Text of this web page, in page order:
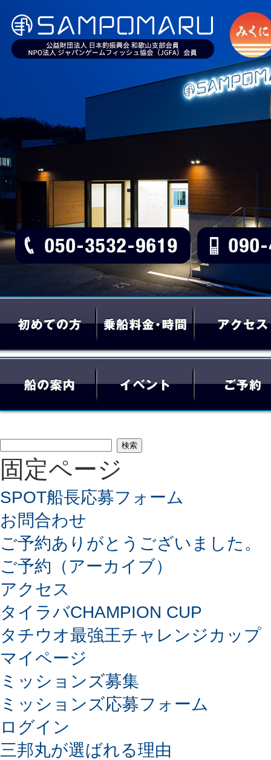
検
索:
固定ページ
SPOT船長応募フォーム
お問合わせ
ご予約ありがとうございました。
ご予約（アーカイブ）
アクセス
タイラバCHAMPION CUP
タチウオ最強王チャレンジカップ
マイページ
ミッションズ募集
ミッションズ応募フォーム
ログイン
三邦丸が選ばれる理由